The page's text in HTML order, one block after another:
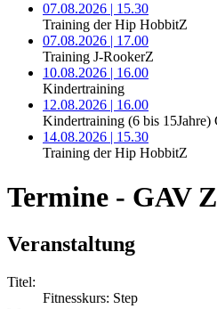
07.08.2026 | 15.30
Training der Hip HobbitZ
07.08.2026 | 17.00
Training J-RookerZ
10.08.2026 | 16.00
Kindertraining
12.08.2026 | 16.00
Kindertraining (6 bis 15Jahre)
14.08.2026 | 15.30
Training der Hip HobbitZ
Termine - GAV
Veranstaltung
Titel:
Fitnesskurs: Step